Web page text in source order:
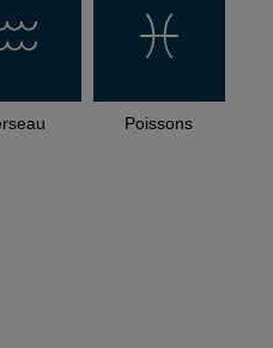
Poissons